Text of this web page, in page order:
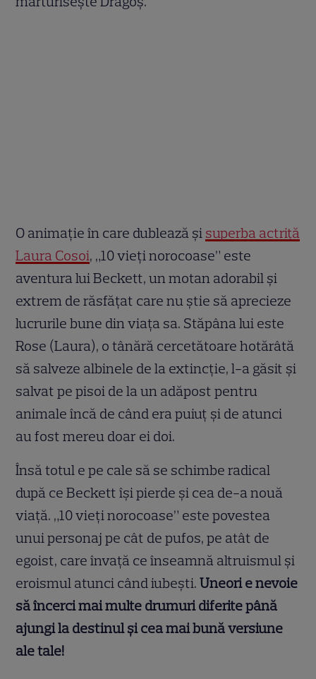
O animație în care dublează și superba actriță
Laura Cosoi, „10 vieți norocoase” este
aventura lui Beckett, un motan adorabil și
extrem de răsfățat care nu știe să aprecieze
lucrurile bune din viața sa. Stăpâna lui este
Rose (Laura), o tânără cercetătoare hotărâtă
să salveze albinele de la extincție, l-a găsit și
salvat pe pisoi de la un adăpost pentru
animale încă de când era puiuț și de atunci
au fost mereu doar ei doi.
Însă totul e pe cale să se schimbe radical
după ce Beckett își pierde și cea de-a nouă
viață. „10 vieți norocoase” este povestea
unui personaj pe cât de pufos, pe atât de
egoist, care învață ce înseamnă altruismul și
eroismul atunci când iubești.Uneori e nevoie
să încerci mai multe drumuri diferite până
ajungi la destinul și cea mai bună versiune
ale tale!